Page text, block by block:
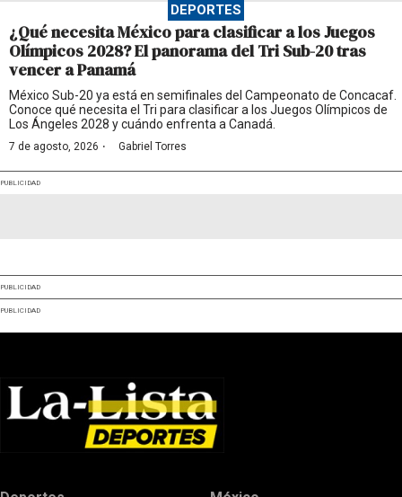
DEPORTES
¿Qué necesita México para clasificar a los Juegos
Olímpicos 2028? El panorama del Tri Sub-20 tras
vencer a Panamá
México Sub-20 ya está en semifinales del Campeonato de Concacaf.
Conoce qué necesita el Tri para clasificar a los Juegos Olímpicos de
Los Ángeles 2028 y cuándo enfrenta a Canadá.
7 de agosto, 2026 · Gabriel Torres
PUBLICIDAD
PUBLICIDAD
PUBLICIDAD